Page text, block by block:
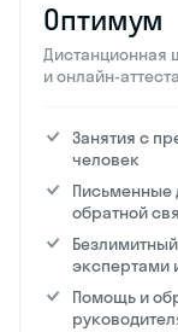
Оптимум
Дистанционная
и онлайн-
Занятия с
человек
Письменные
обратной
экспертами
Помощь и